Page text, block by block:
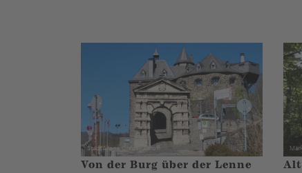
Von der Burg über der Lenne